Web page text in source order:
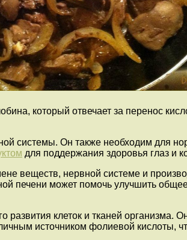
который отвечает за перенос
системы. Он также необходим для
для поддержания здоровья глаз и
веществ, нервной системе и
печени может помочь улучшить
клеток и тканей
источником фолиевой кислоты,